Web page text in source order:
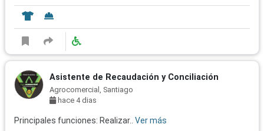
Asistente de Recaudación y Conciliación
Agrocomercial, Santiago
hace 4 dias
Principales funciones: Realizar.. Ver más